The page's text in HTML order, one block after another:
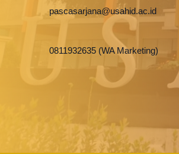
pascasarjana@usahid.ac.id
0811932635 (WA Marketing)